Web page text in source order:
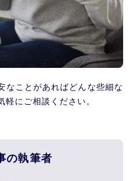
なことがあればどんな些細な
にご相談ください。
の執筆者